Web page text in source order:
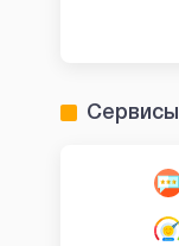
Сервисы